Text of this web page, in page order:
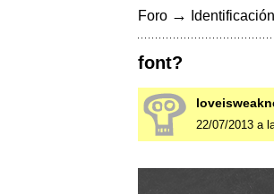
Foro →
font?
22/07/2013 a